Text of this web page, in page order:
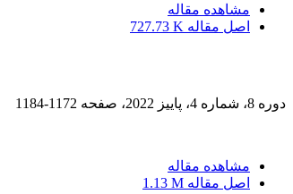
مشاهده مقاله
اصل مقاله 727.73 K
دوره 8، شماره 4، پاییز 2022، صفحه 1172-1184
مشاهده مقاله
اصل مقاله 1.13 M